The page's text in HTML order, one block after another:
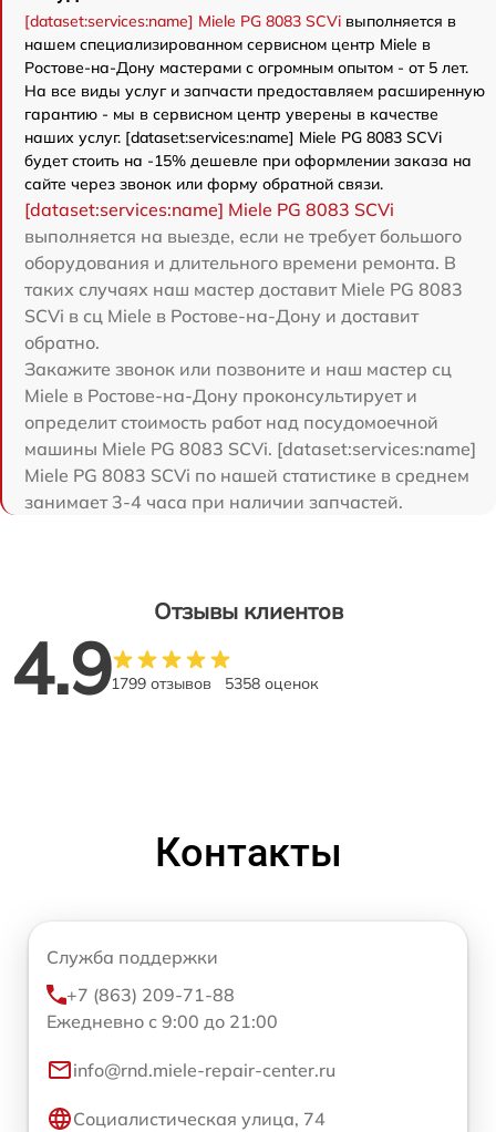
[dataset:services:name] Miele PG 8083 SCVi выполняется в
нашем специализированном сервисном центр Miele в
Ростове-на-Дону мастерами с огромным опытом - от 5 лет.
На все виды услуг и запчасти предоставляем расширенную
гарантию - мы в сервисном центр уверены в качестве
наших услуг. [dataset:services:name] Miele PG 8083 SCVi
будет стоить на -15% дешевле при оформлении заказа на
сайте через звонок или форму обратной связи.
[dataset:services:name] Miele PG 8083 SCVi
выполняется на выезде, если не требует большого
оборудования и длительного времени ремонта. В
таких случаях наш мастер доставит Miele PG 8083
SCVi в сц Miele в Ростове-на-Дону и доставит
обратно.
Закажите звонок или позвоните и наш мастер сц
Miele в Ростове-на-Дону проконсультирует и
определит стоимость работ над посудомоечной
машины Miele PG 8083 SCVi. [dataset:services:name]
Miele PG 8083 SCVi по нашей статистике в среднем
занимает 3-4 часа при наличии запчастей.
Отзывы клиентов
4.91799 отзывов 5358 оценок
Контакты
Служба поддержки
+7 (863) 209-71-88
Ежедневно с 9:00 до 21:00
info@rnd.miele-repair-center.ru
Социалистическая улица, 74